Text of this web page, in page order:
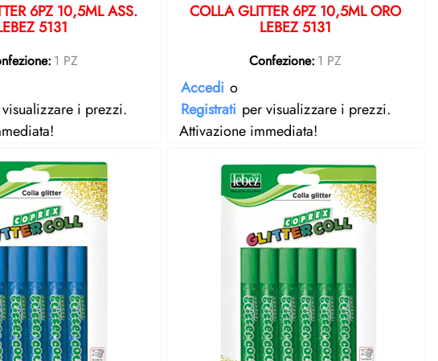
6PZ 10,5ML ASS.
5131
1 PZ
i prezzi.
COLLA GLITTER 6PZ 10,5ML ORO
LEBEZ 5131
Confezione: 1 PZ
Accedi o
Registrati per visualizzare i prezzi.
Attivazione immediata!